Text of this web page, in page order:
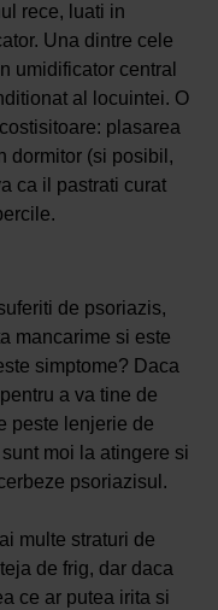
rece, luati in
Una dintre cele
umidificator central
al locuintei. O
plasarea
dormitor (si posibil,
ca il pastrati curat
de psoriazis,
mancarime si este
simptome? Daca
a va tine de
peste lenjerie de
moi la atingere si
psoriazisul.
multe straturi de
de frig, dar daca
ce ar putea irita si